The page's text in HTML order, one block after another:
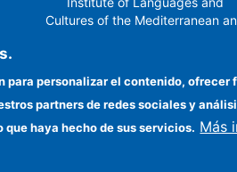
Cultures of the Mediterranean
Institute of Philosophy
Institute of Public Policies and
Goods
para personalizar el contenido,
partners de redes sociales y
haya hecho de sus servicios. Más